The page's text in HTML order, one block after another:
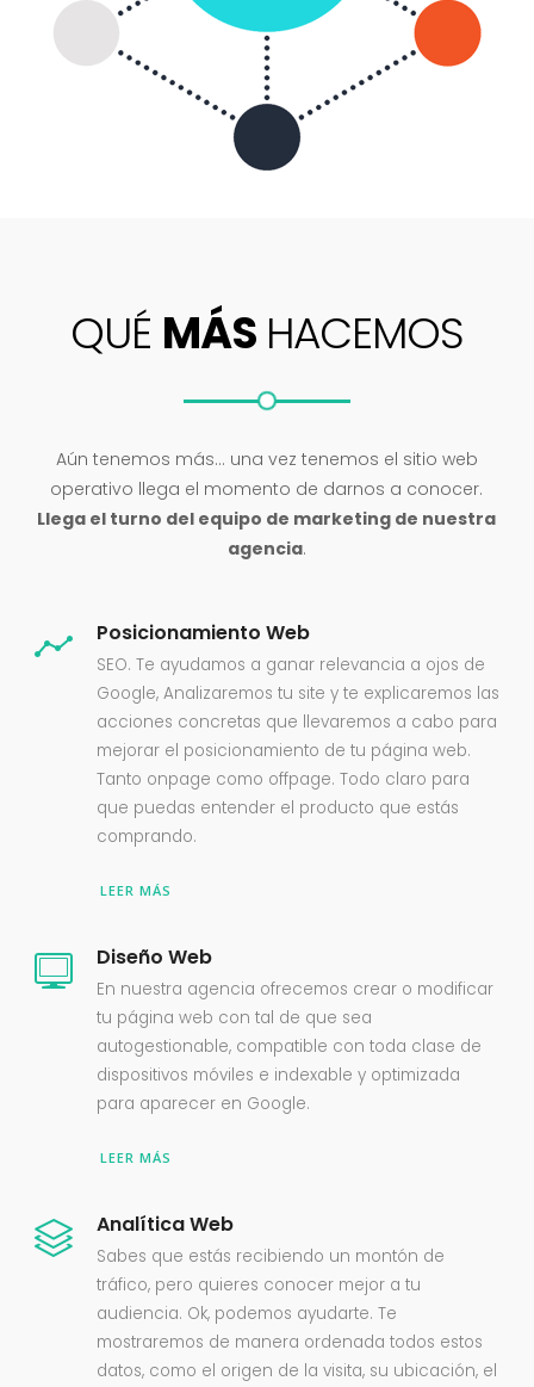
QUÉ MÁS HACEMOS
Aún tenemos más… una vez tenemos el sitio web
operativo llega el momento de darnos a conocer.
Llega el turno del equipo de marketing de nuestra
agencia.
Posicionamiento Web
SEO. Te ayudamos a ganar relevancia a ojos de
Google, Analizaremos tu site y te explicaremos las
acciones concretas que llevaremos a cabo para
mejorar el posicionamiento de tu página web.
Tanto onpage como offpage. Todo claro para
que puedas entender el producto que estás
comprando.
LEER MÁS
Diseño Web
En nuestra agencia ofrecemos crear o modificar
tu página web con tal de que sea
autogestionable, compatible con toda clase de
dispositivos móviles e indexable y optimizada
para aparecer en Google.
LEER MÁS
Analítica Web
Sabes que estás recibiendo un montón de
tráfico, pero quieres conocer mejor a tu
audiencia. Ok, podemos ayudarte. Te
mostraremos de manera ordenada todos estos
datos, como el origen de la visita, su ubicación, el